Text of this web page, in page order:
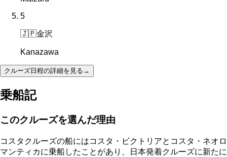
5
🇯🇵金沢
Kanazawa
クルーズ日程の詳細を見る →
乗船記
このクルーズを選んだ理由
コスタクルーズの船にはコスタ・ビクトリアとコスタ・ネオロ
マンティカに乗船したことがあり、日本発着クルーズに新たに